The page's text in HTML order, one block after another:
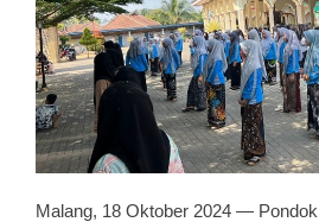
Malang, 18 Oktober 2024 —